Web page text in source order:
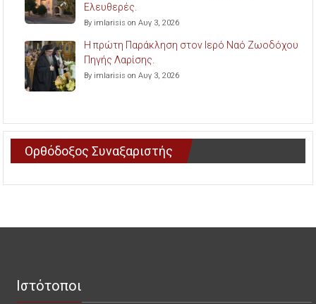
Ελευθερές.
By imlarisis on Αυγ 3, 2026
Η πρώτη Παράκληση στον Ιερό Ναό Ζωοδόχου
Πηγής Λαρίσης.
By imlarisis on Αυγ 3, 2026
Ορθόδοξος Συναξαριστής
Ιστότοποι